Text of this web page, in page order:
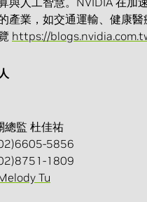
產業，如交通運輸、健康
https://
總監 杜佳祐
5856
1809
Tu